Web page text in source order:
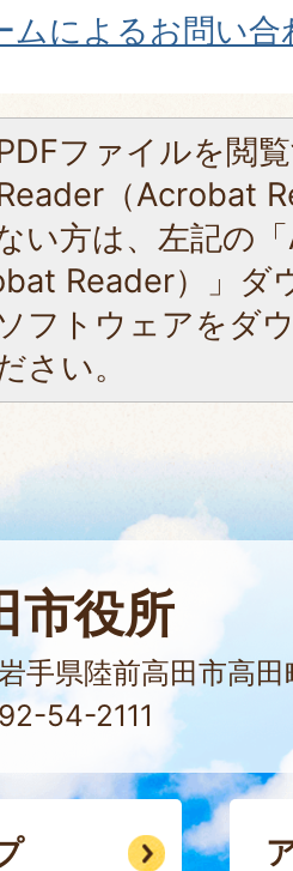
ムによるお問い合
ファイルを閲
（Acrobat
い方は、左記の
Reader）」ダ
フトウェアをダ
さい。
市役所
手県陸前高田市高田
54-2111